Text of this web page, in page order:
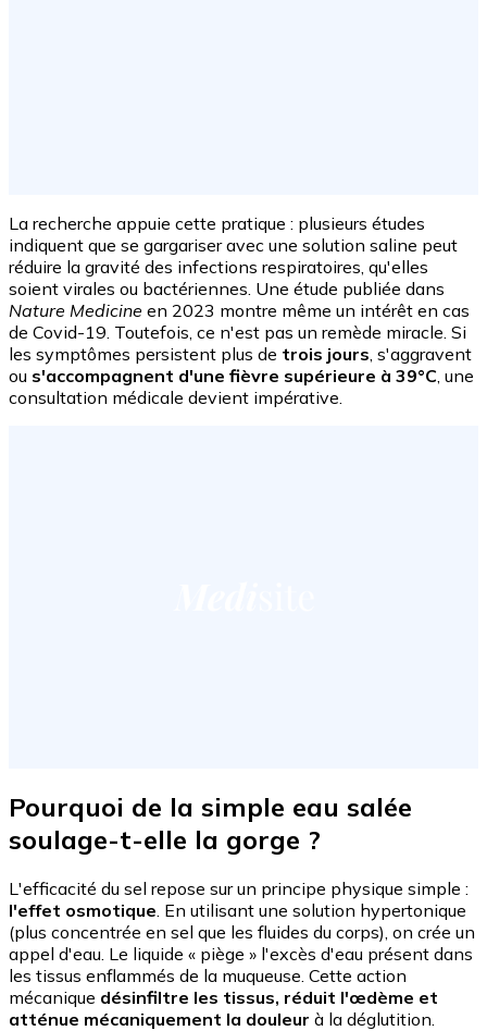
La recherche appuie cette pratique : plusieurs études
indiquent que se gargariser avec une solution saline peut
réduire la gravité des infections respiratoires, qu'elles
soient virales ou bactériennes. Une étude publiée dans
Nature Medicine en 2023 montre même un intérêt en cas
de Covid-19. Toutefois, ce n'est pas un remède miracle. Si
les symptômes persistent plus de trois jours, s'aggravent
ou s'accompagnent d'une fièvre supérieure à 39°C, une
consultation médicale devient impérative.
Pourquoi de la simple eau salée
soulage-t-elle la gorge ?
L'efficacité du sel repose sur un principe physique simple :
l'effet osmotique . En utilisant une solution hypertonique
(plus concentrée en sel que les fluides du corps), on crée un
appel d'eau. Le liquide « piège » l'excès d'eau présent dans
les tissus enflammés de la muqueuse. Cette action
mécanique désinfiltre les tissus, réduit l'œdème et
atténue mécaniquement la douleur à la déglutition.